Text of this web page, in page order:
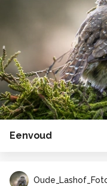
Eenvoud